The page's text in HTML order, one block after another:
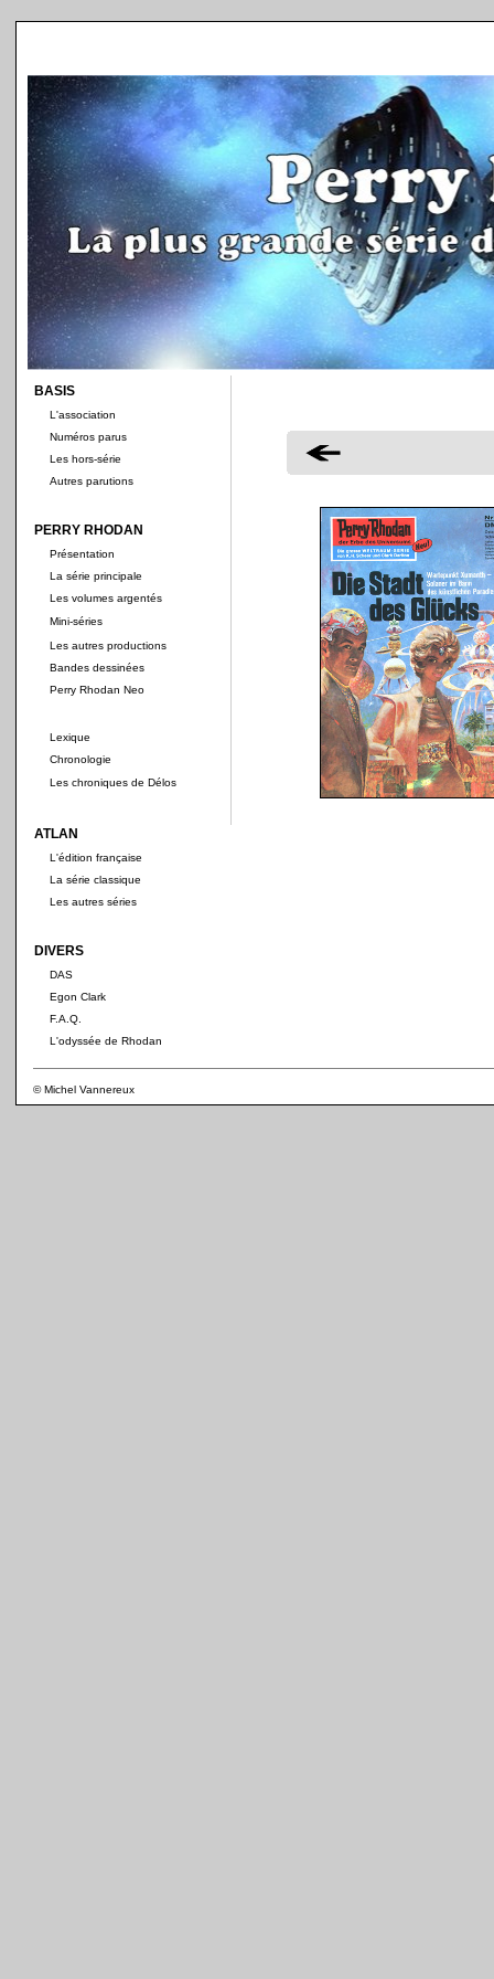
BASIS
L'association
Numéros parus
Les hors-série
Autres parutions
PERRY RHODAN
Présentation
La série principale
Les volumes argentés
Mini-séries
Les autres productions
Bandes dessinées
Perry Rhodan Neo
Lexique
Chronologie
Les chroniques de Délos
ATLAN
L'édition française
La série classique
Les autres séries
DIVERS
DAS
Egon Clark
F.A.Q.
L'odyssée de Rhodan
© Michel Vannereux